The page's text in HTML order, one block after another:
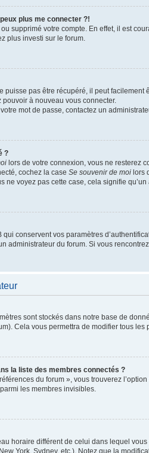
plus me connecter ?!
supprimé votre compte. En effet, il est
plus investi sur le forum.
puisse pas être récupéré, il peut
à nouveau vous connecter.
mot de passe, contactez un
?
lors de votre connexion, vous ne resterez
cochez la case Se souvenir de moi lors
ne voyez pas cette case, cela signifie
conservent vos paramètres
administrateur du forum. Si vous
sont stockés dans notre base de
Cela vous permettra de modifier tous les
la liste des membres connectés ?
du forum », vous trouverez l’option
les membres invisibles.
horaire différent de celui dans lequel
York, Sydney, etc.). Notez que la